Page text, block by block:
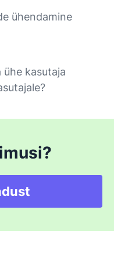
ühendamine
ühe kasutaja